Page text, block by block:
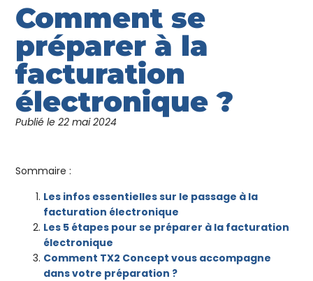
Comment se
préparer à la
facturation
électronique ?
Publié le 22 mai 2024
Sommaire :
Les infos essentielles sur le passage à la
facturation électronique
Les 5 étapes pour se préparer à la facturation
électronique
Comment TX2 Concept vous accompagne
dans votre préparation ?